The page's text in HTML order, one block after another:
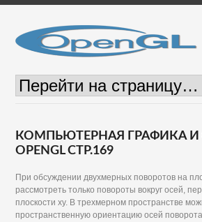
КОМПЬЮТЕРНАЯ ГРАФИКА И
OPENGL СТР.169
При обсуждении двухмерных поворотов на
рассмотреть только повороты вокруг осей,
плоскости ху. В трехмерном пространстве
пространственную ориентацию осей